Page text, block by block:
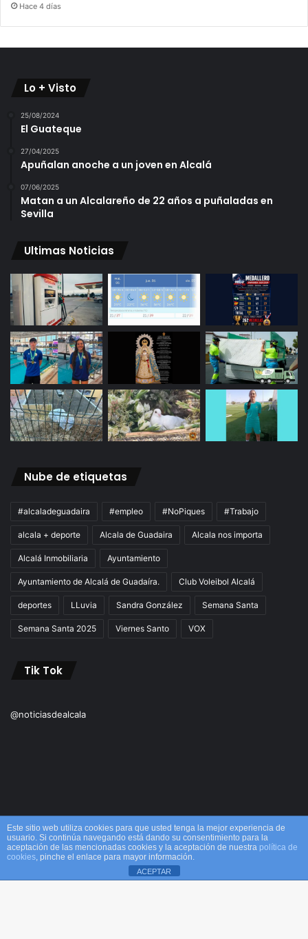
Hace 4 días
Lo + Visto
25/08/2024
El Guateque
27/04/2025
Apuñalan anoche a un joven en Alcalá
07/06/2025
Matan a un Alcalareño de 22 años a puñaladas en
Sevilla
Ultimas Noticias
Nube de etiquetas
#alcaladeguadaira #empleo #NoPiques #Trabajo
alcala + deporte Alcala de Guadaira Alcala nos importa
Alcalá Inmobiliaria Ayuntamiento
Ayuntamiento de Alcalá de Guadaíra. Club Voleibol Alcalá
deportes LLuvia Sandra González Semana Santa
Semana Santa 2025 Viernes Santo VOX
Tik Tok
@noticiasdealcala
© Copyright 2026, Todos los derechos reservados M&M |
Alcalá
Facebook X WhatsApp Telegram Viber
Este sitio web utiliza cookies para que usted tenga la mejor experiencia de
usuario. Si continúa navegando está dando su consentimiento para la
aceptación de las mencionadas cookies y la aceptación de nuestra política de
cookies, pinche el enlace para mayor información.
ACEPTAR